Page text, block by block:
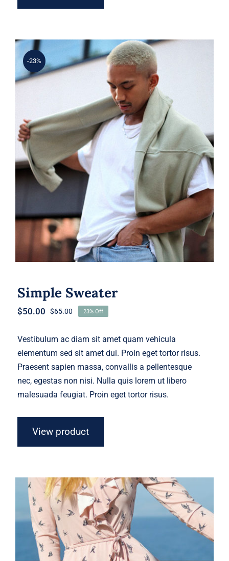
-23%
Simple Sweater
Simple Sweater
$65.00Original
was:
$50.00
Current
is:
23% Off
Vestibulum ac diam sit amet quam vehicula
elementum sed sit amet dui. Proin eget tortor risus.
Praesent sapien massa, convallis a pellentesque
nec, egestas non nisi. Nulla quis lorem ut libero
malesuada feugiat. Proin eget tortor risus.
View product